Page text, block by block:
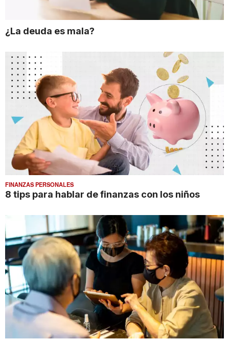
¿La deuda es mala?
FINANZAS PERSONALES
8 tips para hablar de finanzas con los niños